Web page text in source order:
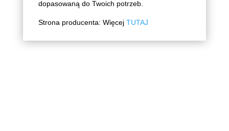
dopasowaną do Twoich potrzeb.
Strona producenta: Więcej TUTAJ